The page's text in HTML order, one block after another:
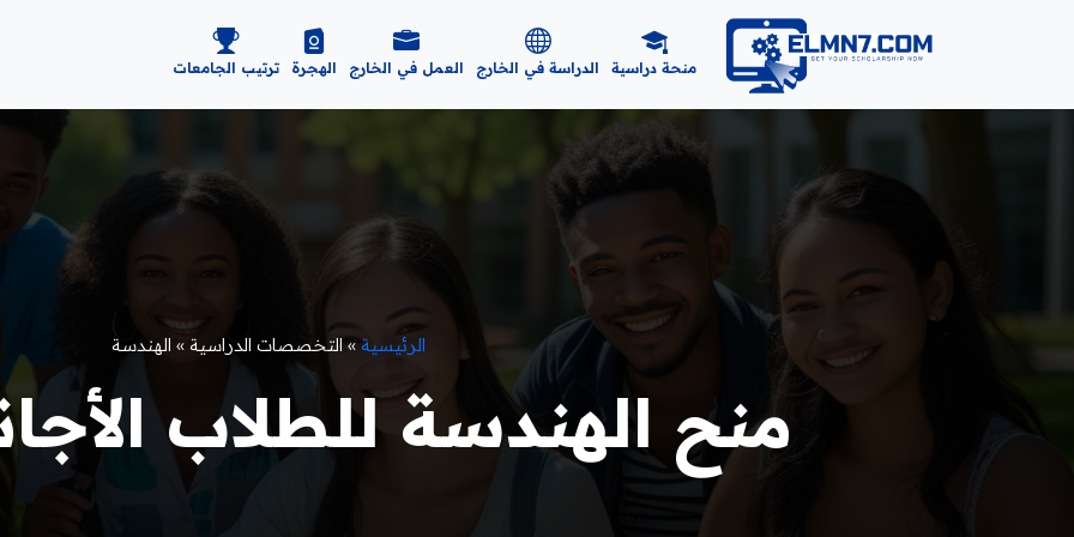
منحة دراسية الدراسة في الخارج العمل في الخارج الهجرة ترتيب الجامعات
الرئيسية » التخصصات الدراسية » الهندسة
منح الهندسة للطلاب الأجانب